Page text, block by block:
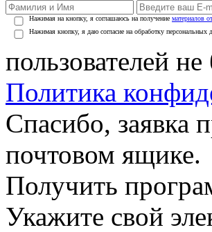
Нажимая на кнопку, я соглашаюсь на получение материалов
Нажимая кнопку, я даю согласие на обработку персональных
пользователей
Политика
Спасибо, заявка
почтовом ящике.
Получить
Укажите свой